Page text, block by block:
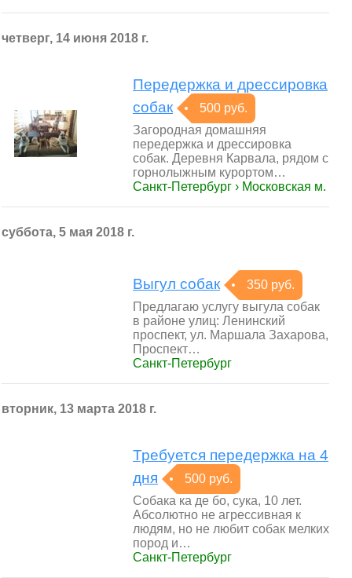
четверг, 14 июня 2018 г.
Передержка и дрессировка
собак
500 руб.
Загородная домашняя
передержка и дрессировка
собак. Деревня Карвала, рядом с
горнолыжным курортом…
Санкт-Петербург › Московская м.
суббота, 5 мая 2018 г.
Выгул собак
350 руб.
Предлагаю услугу выгула собак
в районе улиц: Ленинский
проспект, ул. Маршала Захарова,
Проспект…
Санкт-Петербург
вторник, 13 марта 2018 г.
Требуется передержка на 4
дня
500 руб.
Собака ка де бо, сука, 10 лет.
Абсолютно не агрессивная к
людям, но не любит собак мелких
пород и…
Санкт-Петербург